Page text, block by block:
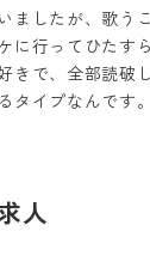
ましたが、歌う
に行ってひたす
きで、全部読破
タイプなんです。
人